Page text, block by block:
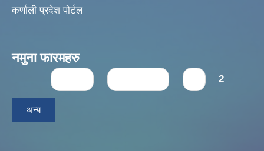
कर्णाली प्रदेश पोर्टल
नमुना फारमहरु
Pages 2
अन्य